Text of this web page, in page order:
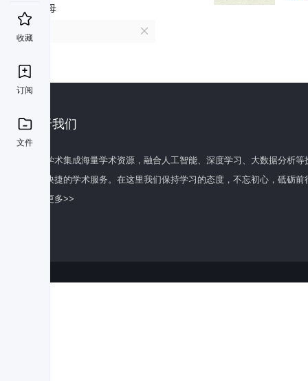
收藏
订阅
文件
首字母
关于我们
百度学术集成海量学术资源，融合人工智能、深度学习、大数据分析
全面快捷的学术服务。在这里我们保持学习的态度，不忘初心，砥砺前
了解更多>>